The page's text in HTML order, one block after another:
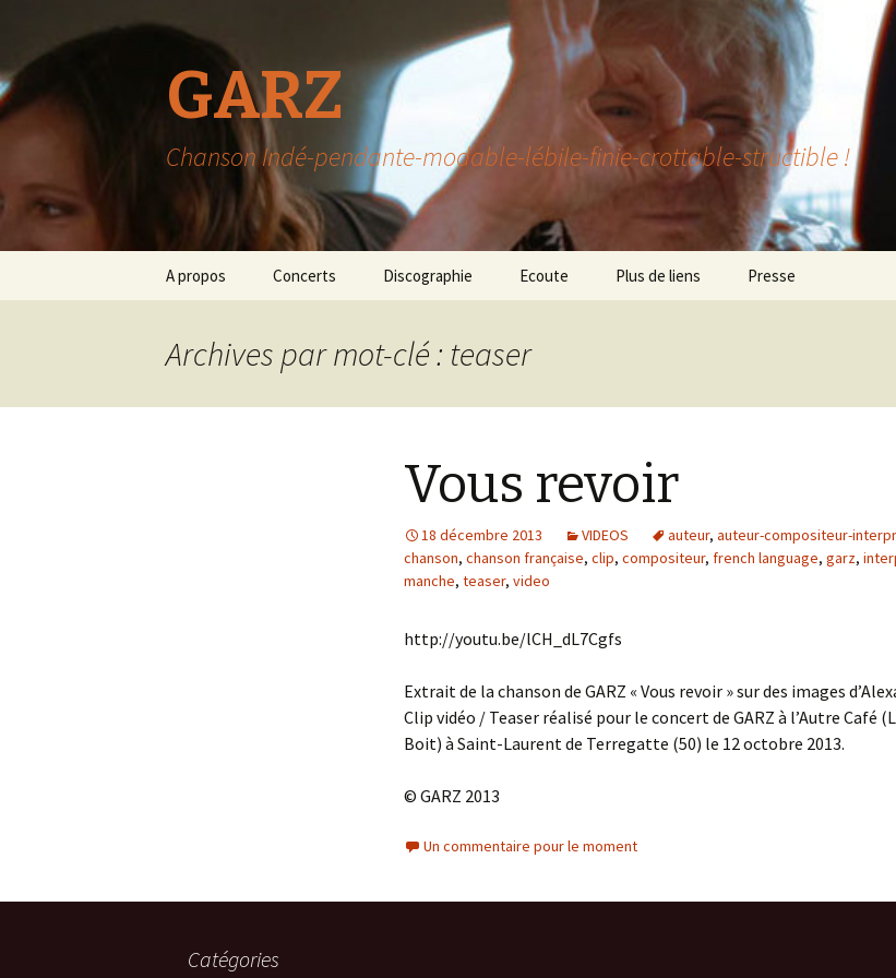
GARZ
Chanson Indé-pendante-modable-lébile-finie-crottable-structible !
A propos Concerts Discographie Ecoute Plus de liens Presse
Archives par mot-clé : teaser
Vous revoir
18 décembre 2013 VIDEOS auteur, auteur-compositeur-
chanson, chanson française, clip, compositeur, french language, garz,
manche, teaser, video
http://youtu.be/lCH_dL7Cgfs
Extrait de la chanson de GARZ « Vous revoir » sur des images
Clip vidéo / Teaser réalisé pour le concert de GARZ à l’Autre Café
Boit) à Saint-Laurent de Terregatte (50) le 12 octobre 2013.
© GARZ 2013
Un commentaire pour le moment
Catégories